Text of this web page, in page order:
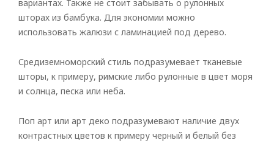
вариантах. Также не стоит забывать о рулонных
шторах из бамбука. Для экономии можно
использовать жалюзи с ламинацией под дерево.
Средиземноморский стиль подразумевает тканевые
шторы, к примеру, римские либо рулонные в цвет моря
и солнца, песка или неба.
Поп арт или арт деко подразумевают наличие двух
контрастных цветов к примеру черный и белый без